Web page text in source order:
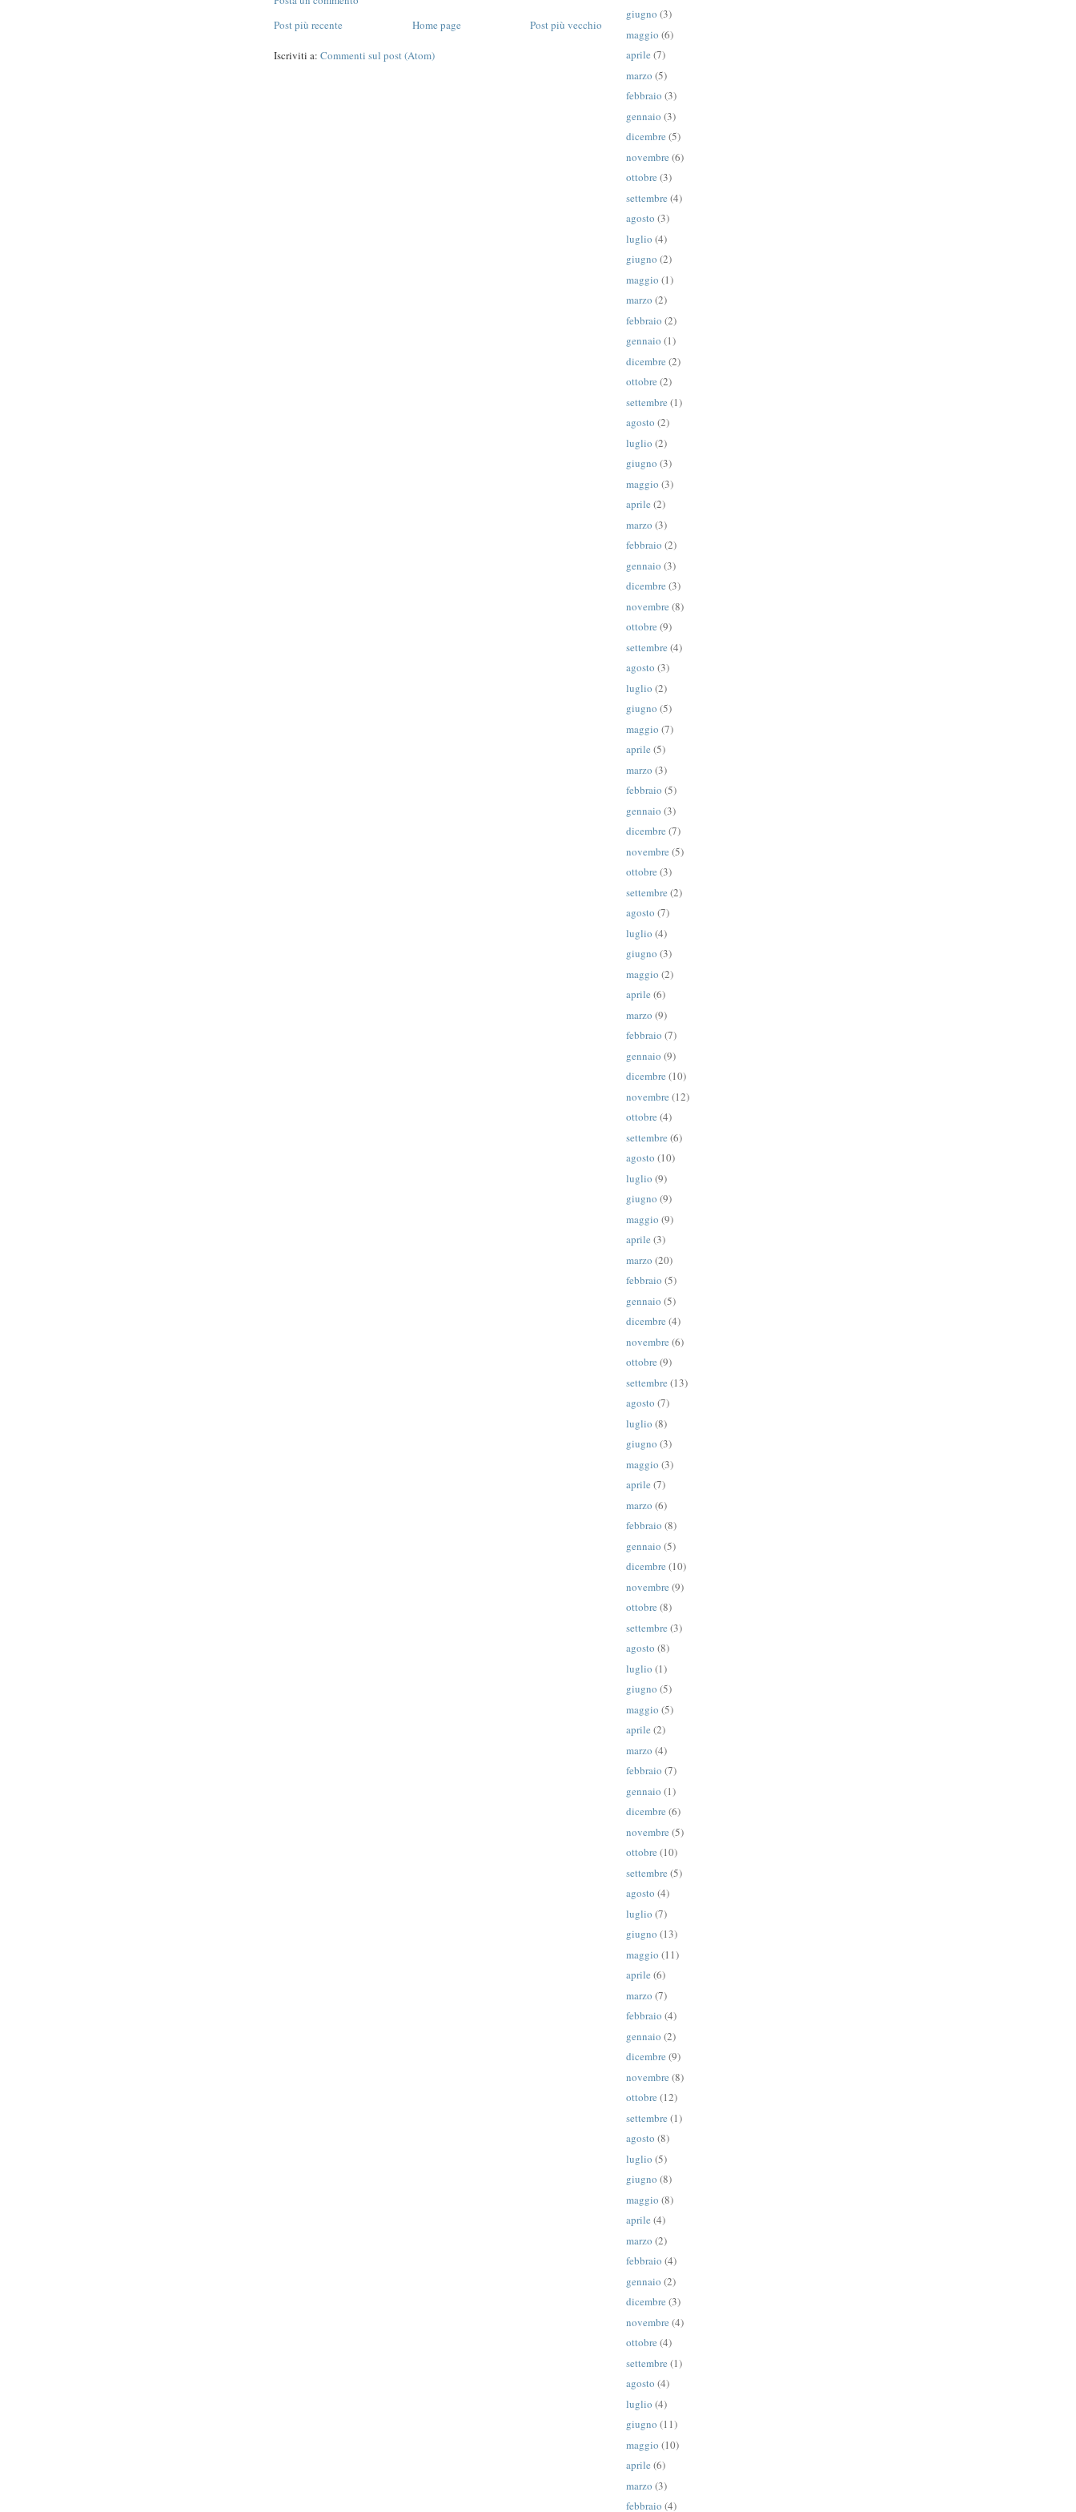
Post più recente
Post più vecchio
Home page
Iscriviti a: Commenti sul post (Atom)
giugno (3)
maggio (6)
aprile (7)
marzo (5)
febbraio (3)
gennaio (3)
dicembre (5)
novembre (6)
ottobre (3)
settembre (4)
agosto (3)
luglio (4)
giugno (2)
maggio (1)
marzo (2)
febbraio (2)
gennaio (1)
dicembre (2)
ottobre (2)
settembre (1)
agosto (2)
luglio (2)
giugno (3)
maggio (3)
aprile (2)
marzo (3)
febbraio (2)
gennaio (3)
dicembre (3)
novembre (8)
ottobre (9)
settembre (4)
agosto (3)
luglio (2)
giugno (5)
maggio (7)
aprile (5)
marzo (3)
febbraio (5)
gennaio (3)
dicembre (7)
novembre (5)
ottobre (3)
settembre (2)
agosto (7)
luglio (4)
giugno (3)
maggio (2)
aprile (6)
marzo (9)
febbraio (7)
gennaio (9)
dicembre (10)
novembre (12)
ottobre (4)
settembre (6)
agosto (10)
luglio (9)
giugno (9)
maggio (9)
aprile (3)
marzo (20)
febbraio (5)
gennaio (5)
dicembre (4)
novembre (6)
ottobre (9)
settembre (13)
agosto (7)
luglio (8)
giugno (3)
maggio (3)
aprile (7)
marzo (6)
febbraio (8)
gennaio (5)
dicembre (10)
novembre (9)
ottobre (8)
settembre (3)
agosto (8)
luglio (1)
giugno (5)
maggio (5)
aprile (2)
marzo (4)
febbraio (7)
gennaio (1)
dicembre (6)
novembre (5)
ottobre (10)
settembre (5)
agosto (4)
luglio (7)
giugno (13)
maggio (11)
aprile (6)
marzo (7)
febbraio (4)
gennaio (2)
dicembre (9)
novembre (8)
ottobre (12)
settembre (1)
agosto (8)
luglio (5)
giugno (8)
maggio (8)
aprile (4)
marzo (2)
febbraio (4)
gennaio (2)
dicembre (3)
novembre (4)
ottobre (4)
settembre (1)
agosto (4)
luglio (4)
giugno (11)
maggio (10)
aprile (6)
marzo (3)
febbraio (4)